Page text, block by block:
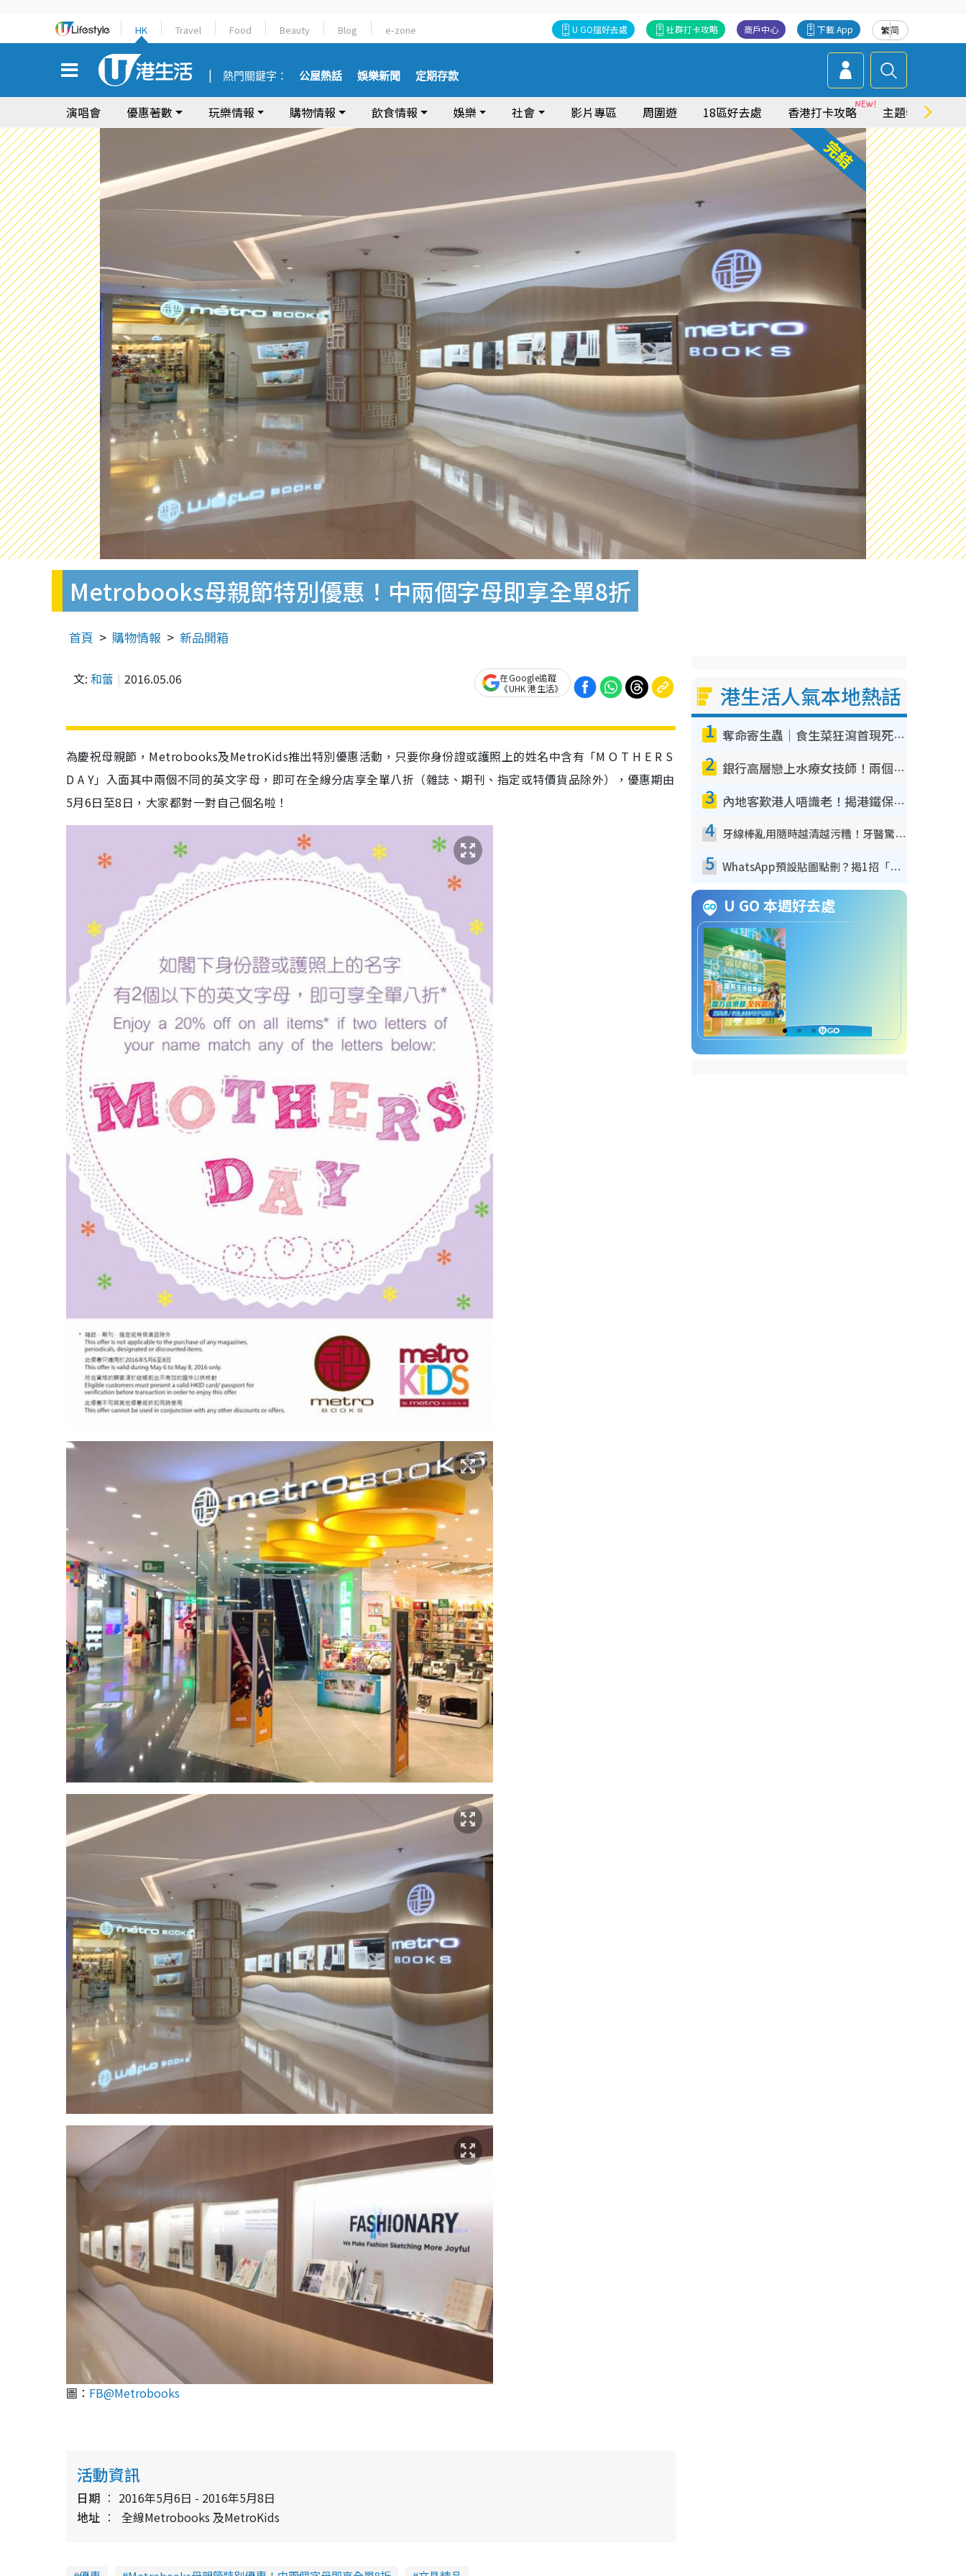
HK Travel Food Beauty Blog e-zone 繁简
下載 App
商戶中心
社群打卡攻略
U GO搵好去處
熱門關鍵字： 公屋熱話 娛樂新聞 定期存款
演唱會 優惠著數 玩樂情報 購物情報 飲食情報 娛樂 社會 影片專區 周圍遊 18區好去處 香港打卡攻略 主題特集
Metrobooks母親節特別優惠！中兩個字母即享全單8折
首頁 購物情報 新品開箱
文: 和蕾 2016.05.06
在Google追蹤
《UHK 港生活》
為慶祝母親節， Metrobooks及MetroKids推出特別優惠活動，只要你身份證或護照上的姓名中含有「M O T H E R S
D A Y」入面其中兩個不同的英文字母，即可在全線分店享全單八折（雜誌、期刊、指定或特價貨品除外），優惠期由
5月6日至8日，大家都對一對自己個名啦！
圖： FB@Metrobooks
活動資訊
日期
2016年5月6日 - 2016年5月8日
地址
全線Metrobooks 及MetroKids
港生活人氣本地熱話
1 奪命寄生蟲｜食生菜狂瀉首現死者！疫潮惡化錄1.8萬宗病例 揭洗菜3大謬誤
2 銀行高層戀上水療女技師！兩個月借128萬驚覺「沉船」沉落火海 揭背後疑似邪教操控賣淫
3 內地客歎港人唔識老！揭港鐵保鮮級冷氣 港人求放過：咪投訴
4 牙線棒亂用隨時越清越污糟！牙醫驚揭盲目過戶細菌恐致蛀牙：呢種先係日常真保養
5 WhatsApp預設貼圖點刪？揭1招「反向操作」還原簡潔介面 附3步實測教學
U GO 本週好去處